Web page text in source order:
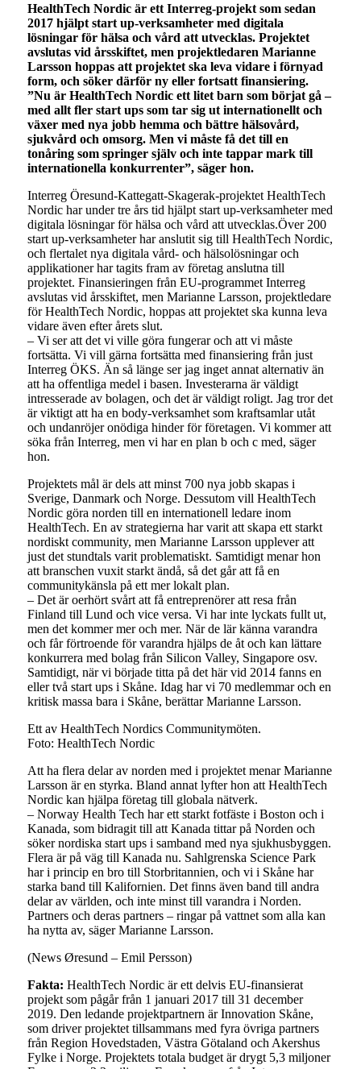
HealthTech Nordic är ett Interreg-projekt som sedan
2017 hjälpt start up-verksamheter med digitala
lösningar för hälsa och vård att utvecklas. Projektet
avslutas vid årsskiftet, men projektledaren Marianne
Larsson hoppas att projektet ska leva vidare i förnyad
form, och söker därför ny eller fortsatt finansiering.
”Nu är HealthTech Nordic ett litet barn som börjat gå –
med allt fler start ups som tar sig ut internationellt och
växer med nya jobb hemma och bättre hälsovård,
sjukvård och omsorg. Men vi måste få det till en
tonåring som springer själv och inte tappar mark till
internationella konkurrenter”, säger hon.
Interreg Öresund-Kattegatt-Skagerak-projektet HealthTech
Nordic har under tre års tid hjälpt start up-verksamheter med
digitala lösningar för hälsa och vård att utvecklas.Över 200
start up-verksamheter har anslutit sig till HealthTech Nordic,
och flertalet nya digitala vård- och hälsolösningar och
applikationer har tagits fram av företag anslutna till
projektet. Finansieringen från EU-programmet Interreg
avslutas vid årsskiftet, men Marianne Larsson, projektledare
för HealthTech Nordic, hoppas att projektet ska kunna leva
vidare även efter årets slut.
– Vi ser att det vi ville göra fungerar och att vi måste
fortsätta. Vi vill gärna fortsätta med finansiering från just
Interreg ÖKS. Än så länge ser jag inget annat alternativ än
att ha offentliga medel i basen. Investerarna är väldigt
intresserade av bolagen, och det är väldigt roligt. Jag tror det
är viktigt att ha en body-verksamhet som kraftsamlar utåt
och undanröjer onödiga hinder för företagen. Vi kommer att
söka från Interreg, men vi har en plan b och c med, säger
hon.
Projektets mål är dels att minst 700 nya jobb skapas i
Sverige, Danmark och Norge. Dessutom vill HealthTech
Nordic göra norden till en internationell ledare inom
HealthTech. En av strategierna har varit att skapa ett starkt
nordiskt community, men Marianne Larsson upplever att
just det stundtals varit problematiskt. Samtidigt menar hon
att branschen vuxit starkt ändå, så det går att få en
communitykänsla på ett mer lokalt plan.
– Det är oerhört svårt att få entreprenörer att resa från
Finland till Lund och vice versa. Vi har inte lyckats fullt ut,
men det kommer mer och mer. När de lär känna varandra
och får förtroende för varandra hjälps de åt och kan lättare
konkurrera med bolag från Silicon Valley, Singapore osv.
Samtidigt, när vi började titta på det här vid 2014 fanns en
eller två start ups i Skåne. Idag har vi 70 medlemmar och en
kritisk massa bara i Skåne, berättar Marianne Larsson.
Ett av HealthTech Nordics Communitymöten.
Foto: HealthTech Nordic
Att ha flera delar av norden med i projektet menar Marianne
Larsson är en styrka. Bland annat lyfter hon att HealthTech
Nordic kan hjälpa företag till globala nätverk.
– Norway Health Tech har ett starkt fotfäste i Boston och i
Kanada, som bidragit till att Kanada tittar på Norden och
söker nordiska start ups i samband med nya sjukhusbyggen.
Flera är på väg till Kanada nu. Sahlgrenska Science Park
har i princip en bro till Storbritannien, och vi i Skåne har
starka band till Kalifornien. Det finns även band till andra
delar av världen, och inte minst till varandra i Norden.
Partners och deras partners – ringar på vattnet som alla kan
ha nytta av, säger Marianne Larsson.
(News Øresund – Emil Persson)
Fakta: HealthTech Nordic är ett delvis EU-finansierat
projekt som pågår från 1 januari 2017 till 31 december
2019. Den ledande projektpartnern är Innovation Skåne,
som driver projektet tillsammans med fyra övriga partners
från Region Hovedstaden, Västra Götaland och Akershus
Fylke i Norge. Projektets totala budget är drygt 5,3 miljoner